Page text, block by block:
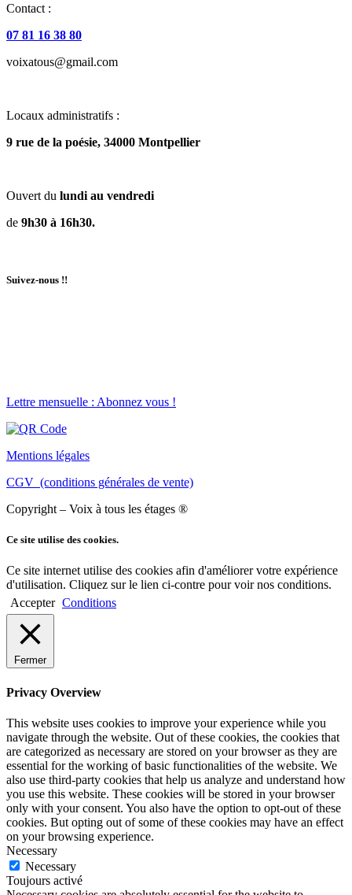
Contact :
07 81 16 38 80
voixatous@gmail.com
Locaux administratifs :
9 rue de la poésie, 34000 Montpellier
Ouvert du lundi au vendredi
de 9h30 à 16h30.
Suivez-nous !!
Lettre mensuelle : Abonnez vous !
Mentions légales
CGV (conditions générales de vente)
Copyright – Voix à tous les étages ®
Ce site utilise des cookies.
Ce site internet utilise des cookies afin d'améliorer votre expérience
d'utilisation. Cliquez sur le lien ci-contre pour voir nos conditions.
Accepter Conditions
Fermer
Privacy Overview
This website uses cookies to improve your experience while you
navigate through the website. Out of these cookies, the cookies that
are categorized as necessary are stored on your browser as they are
essential for the working of basic functionalities of the website. We
also use third-party cookies that help us analyze and understand how
you use this website. These cookies will be stored in your browser
only with your consent. You also have the option to opt-out of these
cookies. But opting out of some of these cookies may have an effect
on your browsing experience.
Necessary
Necessary
Toujours activé